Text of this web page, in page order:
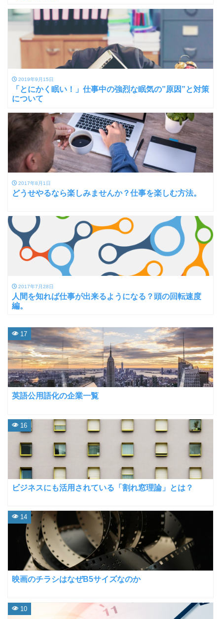
2019年9月15日
「とにかく眠い！」仕事中の強烈な眠気の”原因”と対策
について
2017年8月1日
どうせやるなら楽しみませんか？仕事を楽しむ方法。
2017年7月28日
人間を知れば仕事が出来るようになる？頭の回転速度
編。
英語公用語化の企業一覧
17
ビジネスにも活用されている「割れ窓理論」とは？
16
映画のチラシはなぜB5サイズなのか
14
10